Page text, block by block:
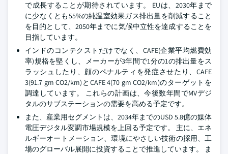
で成長することが期待されています。 EUは、2030年まで
に少なくとも55%の純温室効果ガス排出量を削減すること
を目的として、2050年までに気候中立性を達成することを
目指しています。
インドのコンテクストだけでなく、CAFE(企業平均燃費効
率)規格を堅くし、メーカーが3年間で1分の1の排出量をス
ラッシュしたり、顔のペナルティを発症させたり、CAFE
3(91.7 gm CO2/km)とCAFE 4(70 gm CO2/km)のターゲットを
調達しています。 これらの計画は、今後数年間でMVデジ
タルのサブステーションの需要を高める予定です。
また、産業用セグメントは、2034年までのUSD 5.8億の媒体
電圧デジタル変調市場規模を上回る予定です。 主に、エネ
ルギーオートメーション、環境にやさしい技術の採用、工
場のグローバル展開に投資することで推進しています。 ま